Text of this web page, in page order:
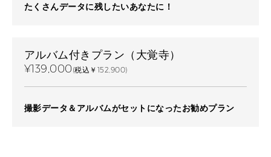
たくさんデータに残したいあなたに！
アルバム付きプラン（大覚寺）
¥139,000(税込￥152,900)
撮影データ＆アルバムがセットになったお勧めプラン